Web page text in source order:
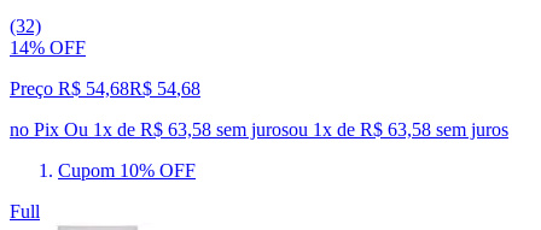
(32)
14% OFF
Preço R$ 54,68R$ 54,68
no Pix Ou 1x de R$ 63,58 sem jurosou 1x de R$ 63,58 sem juros
Cupom 10% OFF
Full